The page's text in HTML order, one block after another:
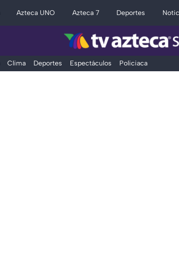
Azteca UNO Azteca 7 Deportes
Clima Deportes Espectáculos Policiaca